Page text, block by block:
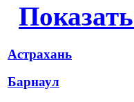
Астрахань
Барнаул